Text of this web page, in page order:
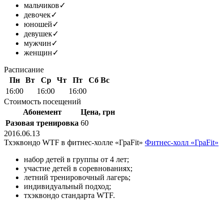
мальчиков✓
девочек✓
юношей✓
девушек✓
мужчин✓
женщин✓
Расписание
Пн
Вт Ср Чт Пт Сб Вс
16:00
16:00
16:00
Стоимость посещений
Абонемент
Цена, грн
Разовая тренировка 60
2016.06.13
Тхэквондо WTF в фитнес-холле «ГраFit» Фитнес-холл «ГраFit»
набор детей в группы от 4 лет;
участие детей в соревнованиях;
летний тренировочный лагерь;
индивидуальный подход;
тхэквондо стандарта WTF.